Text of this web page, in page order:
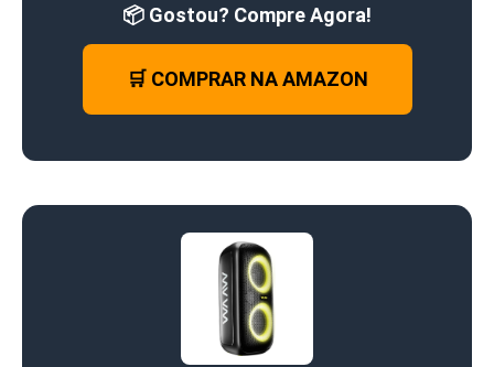
📦 Gostou? Compre Agora!
🛒 COMPRAR NA AMAZON